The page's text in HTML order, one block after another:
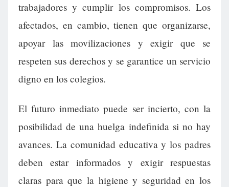
trabajadores y cumplir los compromisos. Los
afectados, en cambio, tienen que organizarse,
apoyar las movilizaciones y exigir que se
respeten sus derechos y se garantice un servicio
digno en los colegios.
El futuro inmediato puede ser incierto, con la
posibilidad de una huelga indefinida si no hay
avances. La comunidad educativa y los padres
deben estar informados y exigir respuestas
claras para que la higiene y seguridad en los